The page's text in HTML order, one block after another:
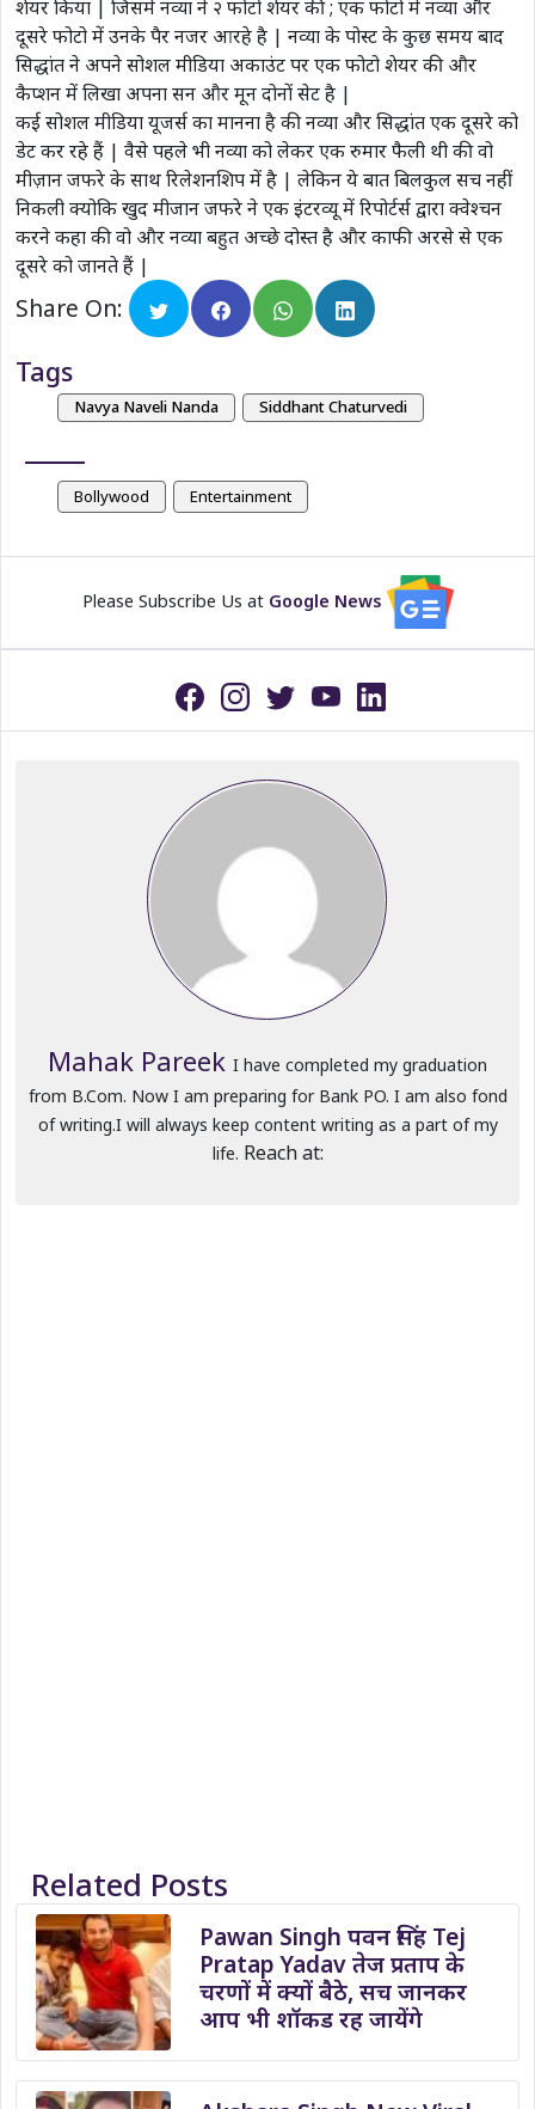
शेयर किया | जिसमे नव्या ने २ फोटो शेयर की ; एक फोटो में नव्या और
दूसरे फोटो में उनके पैर नजर आरहे है | नव्या के पोस्ट के कुछ समय बाद
सिद्धांत ने अपने सोशल मीडिया अकाउंट पर एक फोटो शेयर की और
कैप्शन में लिखा अपना सन और मून दोनों सेट है |
कई सोशल मीडिया यूजर्स का मानना है की नव्या और सिद्धांत एक दूसरे को
डेट कर रहे हैं | वैसे पहले भी नव्या को लेकर एक रुमार फैली थी की वो
मीज़ान जफरे के साथ रिलेशनशिप में है | लेकिन ये बात बिलकुल सच नहीं
निकली क्योकि खुद मीजान जफरे ने एक इंटरव्यू में रिपोर्टर्स द्वारा क्वेश्चन
करने कहा की वो और नव्या बहुत अच्छे दोस्त है और काफी अरसे से एक
दूसरे को जानते हैं |
Share On:
Tags
Navya Naveli Nanda Siddhant Chaturvedi
Bollywood Entertainment
Please Subscribe Us at Google News
Mahak Pareek I have completed my graduation
from B.Com. Now I am preparing for Bank PO. I am also fond
of writing.I will always keep content writing as a part of my
life. Reach at:
Related Posts
Pawan Singh पवन सिंह Tej
Pratap Yadav तेज प्रताप के
चरणों में क्यों बैठे, सच जानकर
आप भी शॉकड रह जायेंगे